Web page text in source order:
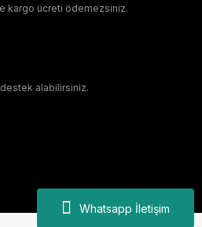
Whatsapp İletişim
kargo ücreti ödemezsiniz.
alabilirsiniz.